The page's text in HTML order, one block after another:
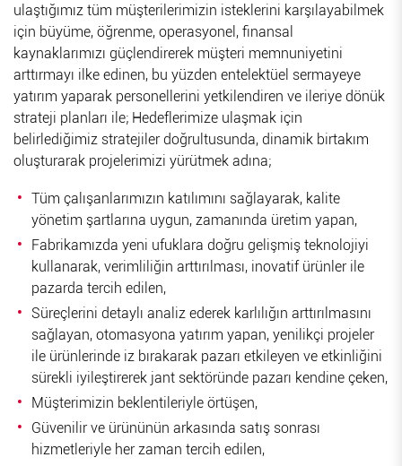
ulaştığımız tüm müşterilerimizin isteklerini karşılayabilmek
için büyüme, öğrenme, operasyonel, finansal
kaynaklarımızı güçlendirerek müşteri memnuniyetini
arttırmayı ilke edinen, bu yüzden entelektüel sermayeye
yatırım yaparak personellerini yetkilendiren ve ileriye dönük
strateji planları ile; Hedeflerimize ulaşmak için
belirlediğimiz stratejiler doğrultusunda, dinamik birtakım
oluşturarak projelerimizi yürütmek adına;
Tüm çalışanlarımızın katılımını sağlayarak, kalite
yönetim şartlarına uygun, zamanında üretim yapan,
Fabrikamızda yeni ufuklara doğru gelişmiş teknolojiyi
kullanarak, verimliliğin arttırılması, inovatif ürünler ile
pazarda tercih edilen,
Süreçlerini detaylı analiz ederek karlılığın arttırılmasını
sağlayan, otomasyona yatırım yapan, yenilikçi projeler
ile ürünlerinde iz bırakarak pazarı etkileyen ve etkinliğini
sürekli iyileştirerek jant sektöründe pazarı kendine çeken,
Müşterimizin beklentileriyle örtüşen,
Güvenilir ve ürününün arkasında satış sonrası
hizmetleriyle her zaman tercih edilen,